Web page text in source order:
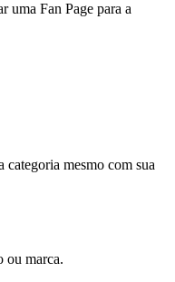
uma Fan Page para a
categoria mesmo com sua
ou marca.